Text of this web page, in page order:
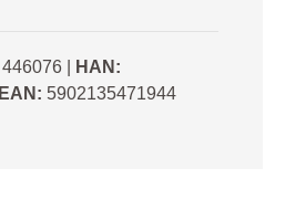
446076
HAN:
EAN: 5902135471944